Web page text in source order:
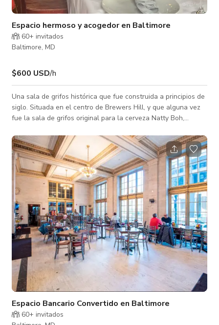
Espacio hermoso y acogedor en Baltimore
60+ invitados
Baltimore, MD
$600 USD/h
Una sala de grifos histórica que fue construida a principios de
siglo. Situada en el centro de Brewers Hill, y que alguna vez
fue la sala de grifos original para la cerveza Natty Boh,
todo su encanto original, con la opción de un toque
gastronómico sofisticado. Ya sea por las paredes rústicas de
ladrillo, las instalaciones industriales, los cócteles artesanales
servidos en nuestro salón Jaded, los grifos artesanales
Stillwater
Espacio Bancario Convertido en Baltimore
60+ invitados